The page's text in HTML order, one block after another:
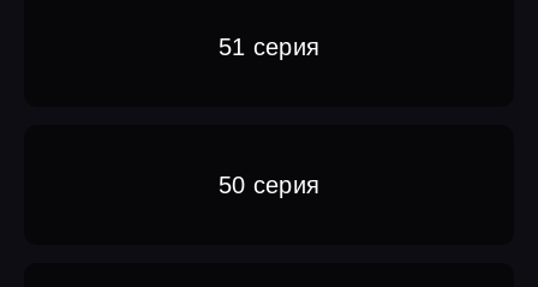
51 серия
50 серия